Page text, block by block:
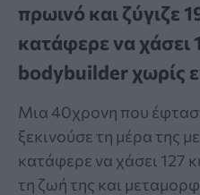
πρωινό και ζύγιζε
κατάφερε να χάσει
bodybuilder χωρίς
Μια 40χρονη που έφτασε
ξεκινούσε τη μέρα της
κατάφερε να χάσει 127
τη ζωή της και